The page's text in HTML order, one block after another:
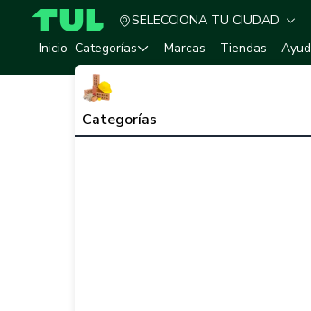
TUL - Tu Marketplace de Construcción
SELECCIONA TU CIUDAD
Inicio Categorías
Categorías
Marcas Tiendas